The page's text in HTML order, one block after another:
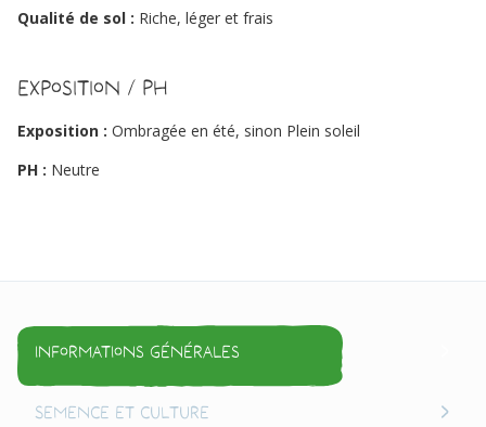
Qualité de sol : Riche, léger et frais
Exposition / PH
Exposition : Ombragée en été, sinon Plein soleil
PH : Neutre
Informations générales
Semence et culture